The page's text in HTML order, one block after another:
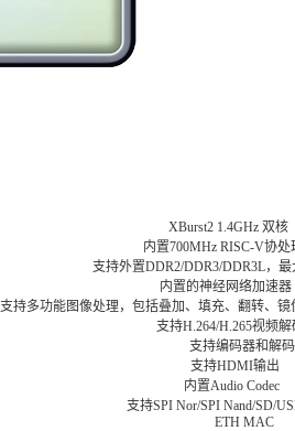
XBurst2 1.4GHz 双核
内置700MHz RISC-V协处
支持外置DDR2/DDR3/DDR3L，
内置的神经网络加速器
支持多功能图像处理，包括叠加、填充、翻转、
支持H.264/H.265视频解
支持编码器和解
支持HDMI输出
内置Audio Codec
支持SPI Nor/SPI Nand/SD/
ETH MAC